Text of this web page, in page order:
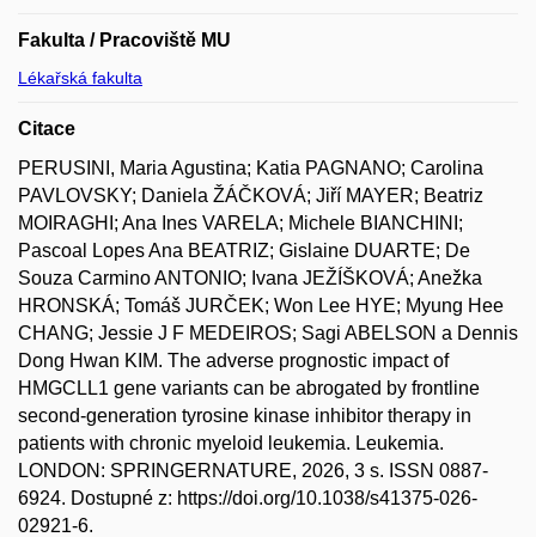
Fakulta / Pracoviště MU
Lékařská fakulta
Citace
PERUSINI, Maria Agustina; Katia PAGNANO; Carolina
PAVLOVSKY; Daniela ŽÁČKOVÁ; Jiří MAYER; Beatriz
MOIRAGHI; Ana Ines VARELA; Michele BIANCHINI;
Pascoal Lopes Ana BEATRIZ; Gislaine DUARTE; De
Souza Carmino ANTONIO; Ivana JEŽÍŠKOVÁ; Anežka
HRONSKÁ; Tomáš JURČEK; Won Lee HYE; Myung Hee
CHANG; Jessie J F MEDEIROS; Sagi ABELSON a Dennis
Dong Hwan KIM. The adverse prognostic impact of
HMGCLL1 gene variants can be abrogated by frontline
second-generation tyrosine kinase inhibitor therapy in
patients with chronic myeloid leukemia. Leukemia.
LONDON: SPRINGERNATURE, 2026, 3 s. ISSN 0887-
6924. Dostupné z: https://doi.org/10.1038/s41375-026-
02921-6.